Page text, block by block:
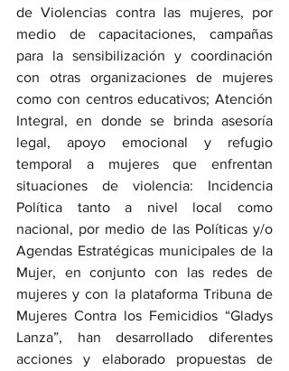
de Violencias contra las mujeres, por
medio de capacitaciones, campañas
para la sensibilización y coordinación
con otras organizaciones de mujeres
como con centros educativos; Atención
Integral, en donde se brinda asesoría
legal, apoyo emocional y refugio
temporal a mujeres que enfrentan
situaciones de violencia: Incidencia
Política tanto a nivel local como
nacional, por medio de las Políticas y/o
Agendas Estratégicas municipales de la
Mujer, en conjunto con las redes de
mujeres y con la plataforma Tribuna de
Mujeres Contra los Femicidios “Gladys
Lanza”, han desarrollado diferentes
acciones y elaborado propuestas de